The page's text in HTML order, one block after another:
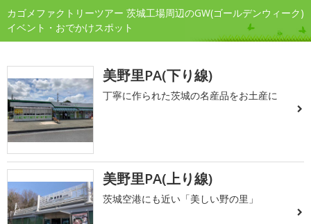
カゴメファクトリーツアー 茨城工場周辺のGW(ゴールデンウィーク)
イベント・おでかけスポット
美野里PA(下り線)
丁寧に作られた茨城の名産品をお土産に
美野里PA(上り線)
茨城空港にも近い「美しい野の里」